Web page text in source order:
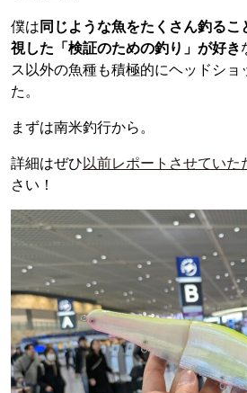
僕は 同じような魚をたくさん釣る
視した「検証のための釣り」が好き
ス以外の魚種も積極的にヘッドショ
た。
まずは南米釣行から。
詳細はぜひ以前レポートさせていた
さい！